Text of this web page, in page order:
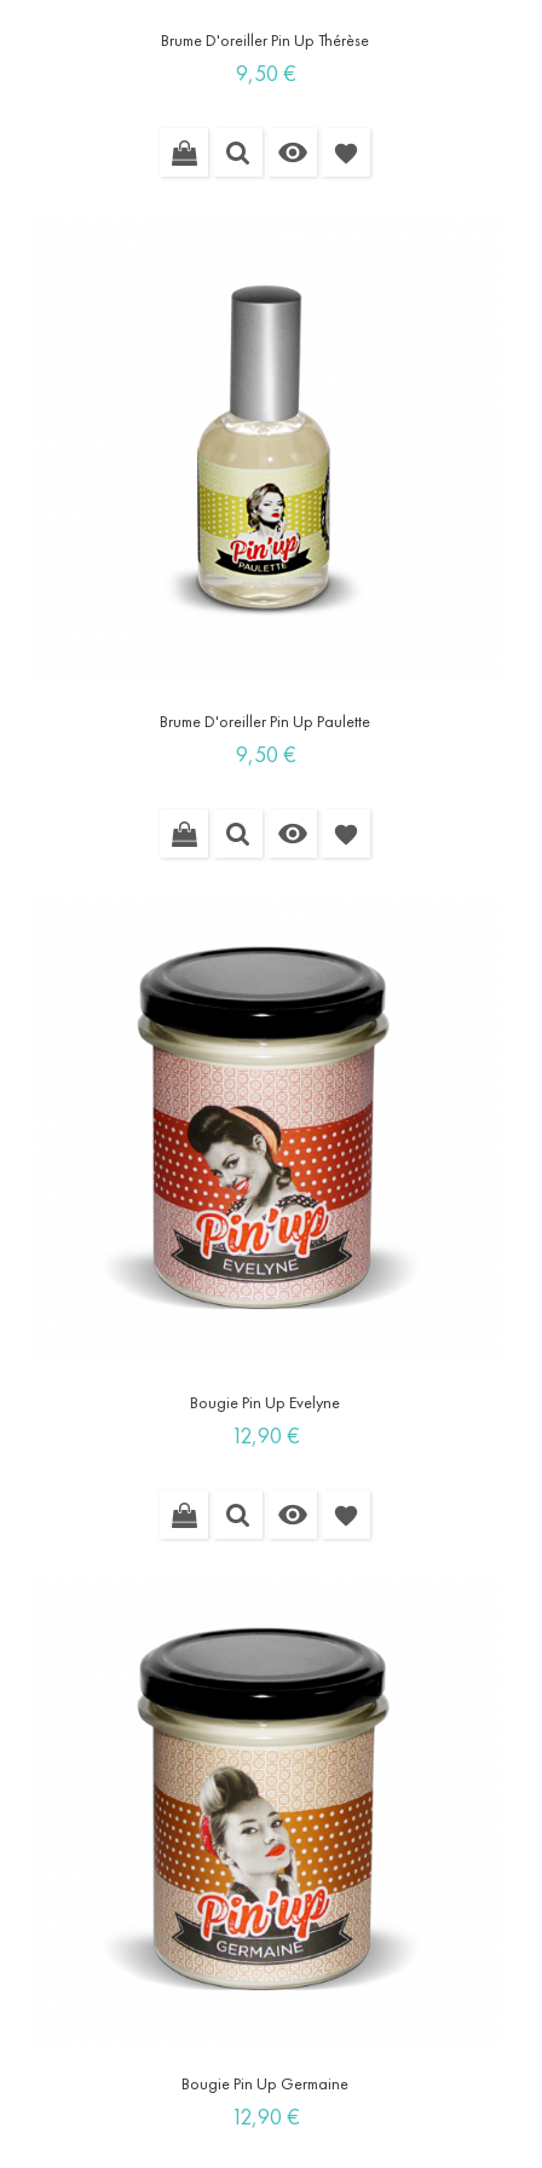
Brume D'oreiller Pin Up Thérèse
Prix
9,50 €
 favorite
Brume D'oreiller Pin Up Paulette
Prix
9,50 €
 favorite
Bougie Pin Up Evelyne
Prix
12,90 €
 favorite
Bougie Pin Up Germaine
Prix
12,90 €